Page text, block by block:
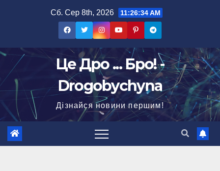
Сб. Сер 8th, 2026 11:26:35 AM
Це Дро ... Бро! -
Drogobychyna
Дізнайся новини першим!